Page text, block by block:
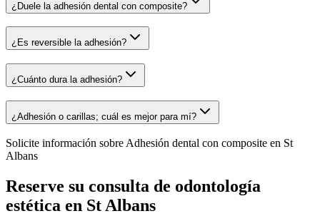
¿Duele la adhesión dental con composite?
¿Es reversible la adhesión?
¿Cuánto dura la adhesión?
¿Adhesión o carillas; cuál es mejor para mí?
Solicite información sobreAdhesión dental con composite en St
Albans
Reserve su consulta de odontología
estética en St Albans